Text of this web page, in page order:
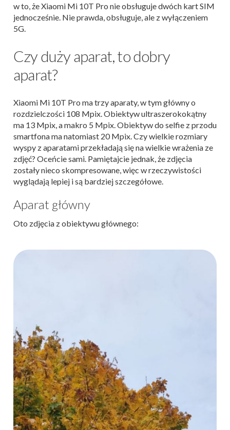
w to, że Xiaomi Mi 10T Pro nie obsługuje dwóch kart SIM
jednocześnie. Nie prawda, obsługuje, ale z wyłączeniem
5G.
Czy duży aparat, to dobry
aparat?
Xiaomi Mi 10T Pro ma trzy aparaty, w tym główny o
rozdzielczości 108 Mpix. Obiektyw ultraszerokokątny
ma 13 Mpix, a makro 5 Mpix. Obiektyw do selfie z przodu
smartfona ma natomiast 20 Mpix. Czy wielkie rozmiary
wyspy z aparatami przekładają się na wielkie wrażenia ze
zdjęć? Oceńcie sami. Pamiętajcie jednak, że zdjęcia
zostały nieco skompresowane, więc w rzeczywistości
wyglądają lepiej i są bardziej szczegółowe.
Aparat główny
Oto zdjęcia z obiektywu głównego: